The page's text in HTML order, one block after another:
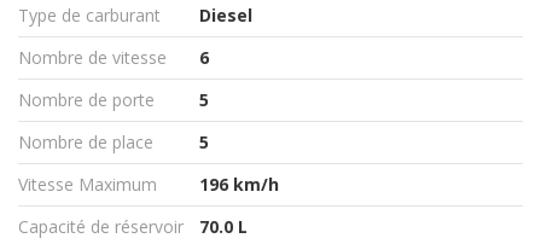
Type de carburant
Diesel
Nombre de vitesse
6
Nombre de porte
5
Nombre de place
5
Vitesse Maximum
196 km/h
Capacité de réservoir
70.0 L